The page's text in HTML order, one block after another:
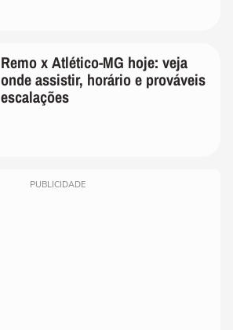
Remo x Atlético-MG hoje: veja
onde assistir, horário e prováveis
escalações
PUBLICIDADE